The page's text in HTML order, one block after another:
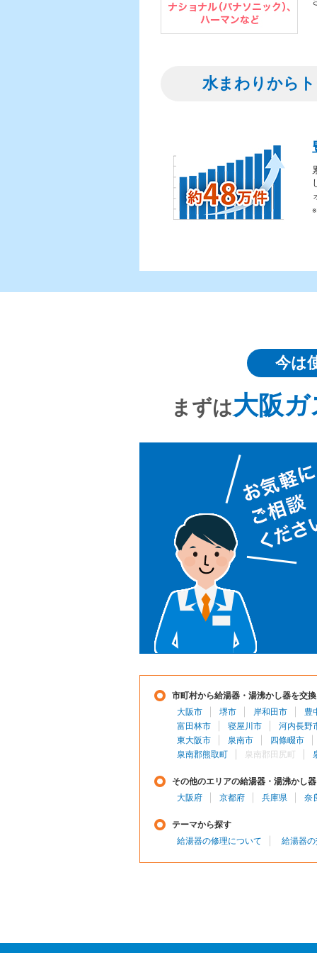
水まわりから
今は
まずは大阪
市町村から給湯器・湯沸かし器を交
大阪市
堺市 岸和田市
豊
富田林市
寝屋川市
河内長野
東大阪市
泉南市
四條畷市
泉南郡熊取町
泉南郡田尻町
その他のエリアの給湯器・湯沸かし
大阪府
京都府 兵庫県 奈
テーマから探す
給湯器の修理について
給湯器